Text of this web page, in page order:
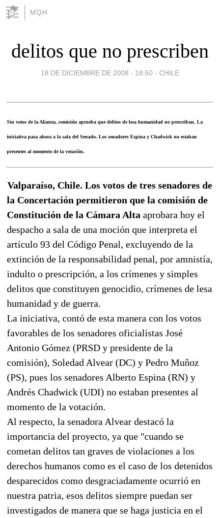
MQH
delitos que no prescriben
18 DE DICIEMBRE DE 2008 - 18:50 - CHILE
Sin votos de la Alianza, comisión aprueba que delitos de lesa humanidad no prescriban. La
iniciativa pasa ahora a la sala del Senado. Los senadores Espina y Chadwick no estaban
presentes al momento de la votación.
Valparaíso, Chile. Los votos de tres senadores de
la Concertación permitieron que la comisión de
Constitución de la Cámara Alta aprobara hoy el
despacho a sala de una moción que interpreta el
artículo 93 del Código Penal, excluyendo de la
extinción de la responsabilidad penal, por amnistía,
indulto o prescripción, a los crímenes y simples
delitos que constituyen genocidio, crímenes de lesa
humanidad y de guerra.
La iniciativa, contó de esta manera con los votos
favorables de los senadores oficialistas José
Antonio Gómez (PRSD y presidente de la
comisión), Soledad Alvear (DC) y Pedro Muñoz
(PS), pues los senadores Alberto Espina (RN) y
Andrés Chadwick (UDI) no estaban presentes al
momento de la votación.
Al respecto, la senadora Alvear destacó la
importancia del proyecto, ya que "cuando se
cometan delitos tan graves de violaciones a los
derechos humanos como es el caso de los detenidos
desparecidos como desgraciadamente ocurrió en
nuestra patria, esos delitos siempre puedan ser
investigados de manera que se haga justicia en el